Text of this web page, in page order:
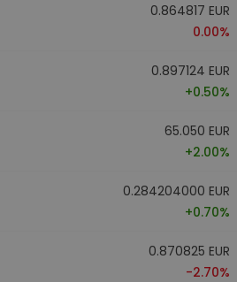
0.864817 EUR
0.00%
0.897124 EUR
+0.50%
65.050 EUR
+2.00%
0.284204000 EUR
+0.70%
0.870825 EUR
-2.70%